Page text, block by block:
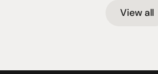
View all